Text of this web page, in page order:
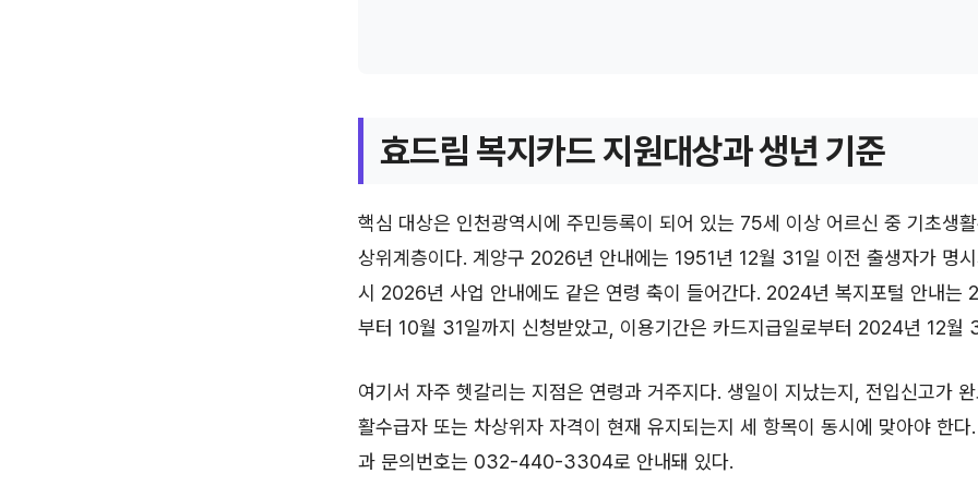
효드림 복지카드 지원대상과 생년 기준
핵심 대상은 인천광역시에 주민등록이 되어 있는 75세 이상 어르신 중 기초생
상위계층이다. 계양구 2026년 안내에는 1951년 12월 31일 이전 출생자가 명
시 2026년 사업 안내에도 같은 연령 축이 들어간다. 2024년 복지포털 안내는
부터 10월 31일까지 신청받았고, 이용기간은 카드지급일로부터 2024년 12월
여기서 자주 헷갈리는 지점은 연령과 거주지다. 생일이 지났는지, 전입신고가
활수급자 또는 차상위자 자격이 현재 유지되는지 세 항목이 동시에 맞아야 한다
과 문의번호는 032-440-3304로 안내돼 있다.